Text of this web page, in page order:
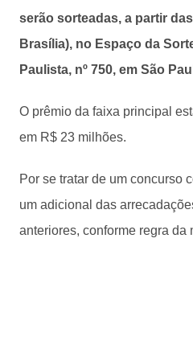
serão sorteadas, a partir
Brasília), no Espaço da
Paulista, nº 750, em São
O prêmio da faixa principal
em R$ 23 milhões.
Por se tratar de um concurso
um adicional das
anteriores, conforme regra da